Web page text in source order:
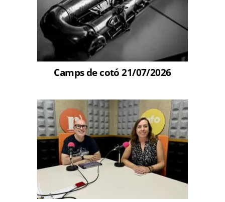
Camps de cotó 21/07/2026